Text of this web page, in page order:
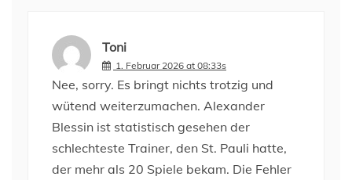
Toni
1. Februar 2026 at 08:33s
Nee, sorry. Es bringt nichts trotzig und
wütend weiterzumachen. Alexander
Blessin ist statistisch gesehen der
schlechteste Trainer, den St. Pauli hatte,
der mehr als 20 Spiele bekam. Die Fehler